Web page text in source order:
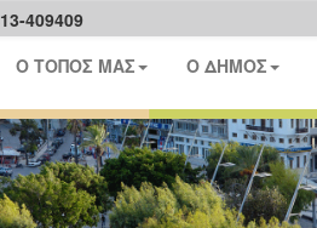
409409
Ο ΤΟΠΟΣ ΜΑΣ Ο ΔΗΜΟΣ